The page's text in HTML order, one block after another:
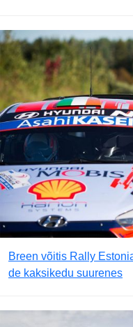
Breen võitis Rally
de kaksikedu suurenes